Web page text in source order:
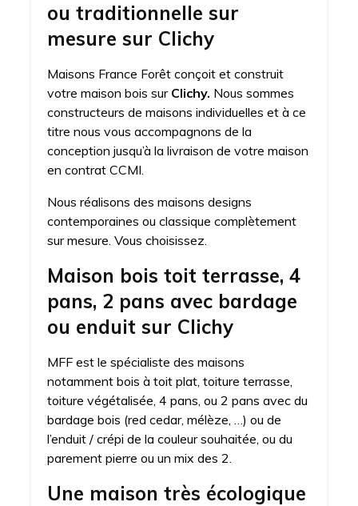
ou traditionnelle sur
mesure sur Clichy
Maisons France Forêt conçoit et construit
votre maison bois sur Clichy. Nous sommes
constructeurs de maisons individuelles et à ce
titre nous vous accompagnons de la
conception jusqu’à la livraison de votre maison
en contrat CCMI.
Nous réalisons des maisons designs
contemporaines ou classique complètement
sur mesure. Vous choisissez.
Maison bois toit terrasse, 4
pans, 2 pans avec bardage
ou enduit sur Clichy
MFF est le spécialiste des maisons
notamment bois à toit plat, toiture terrasse,
toiture végétalisée, 4 pans, ou 2 pans avec du
bardage bois (red cedar, mélèze, …) ou de
l’enduit / crépi de la couleur souhaitée, ou du
parement pierre ou un mix des 2.
Une maison très écologique